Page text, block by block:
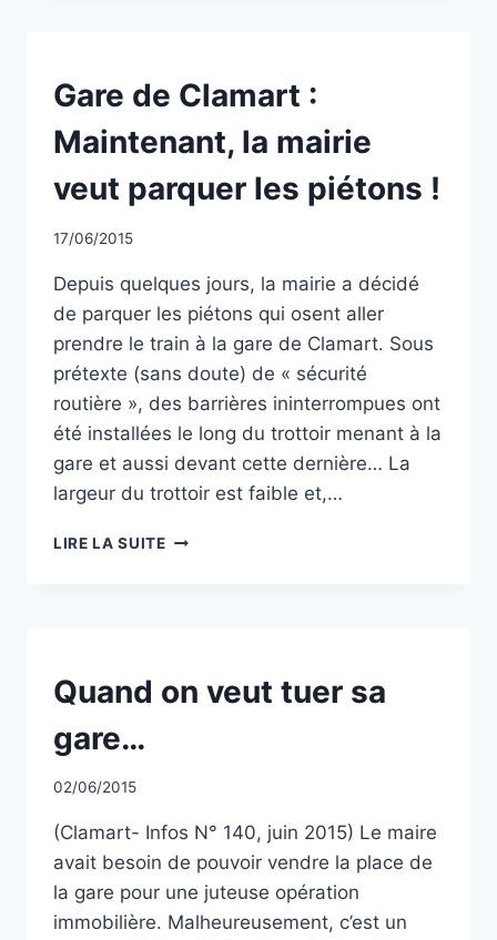
NON
CLASSÉ
Gare de Clamart :
Maintenant, la mairie
veut parquer les piétons !
Par
17/06/2015
Depuis quelques jours, la mairie a décidé
de parquer les piétons qui osent aller
prendre le train à la gare de Clamart. Sous
prétexte (sans doute) de « sécurité
routière », des barrières ininterrompues ont
été installées le long du trottoir menant à la
gare et aussi devant cette dernière… La
largeur du trottoir est faible et,…
LIRE LA SUITEGARE
VEUT
NON
CLASSÉ
Quand on veut tuer sa
gare…
Par
02/06/2015
(Clamart- Infos N° 140, juin 2015) Le maire
avait besoin de pouvoir vendre la place de
la gare pour une juteuse opération
immobilière. Malheureusement, c’est un